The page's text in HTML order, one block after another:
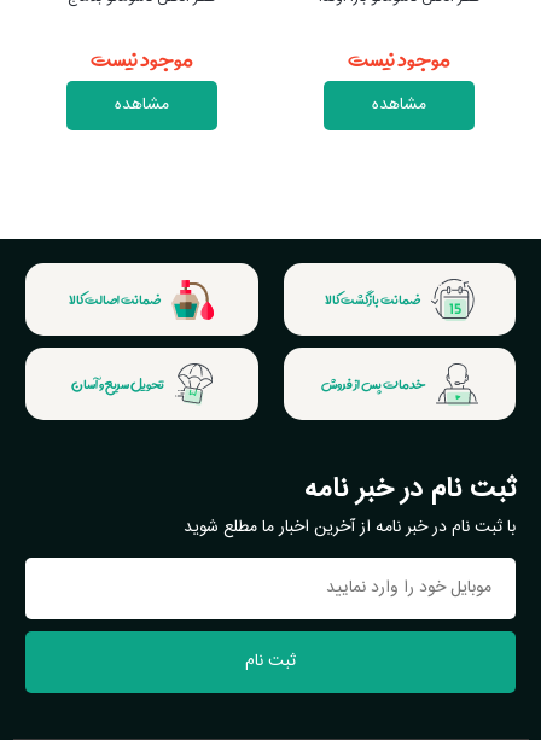
موجود نیست موجود نیست
ضمانت بازگشت کالا ضمانت اصالت کالا
خدمات پس از فروش تحویل سریع و آسان
ثبت نام در خبر نامه
با ثبت نام در خبر نامه از آخرین اخبار ما مطلع شوید
ثبت نام